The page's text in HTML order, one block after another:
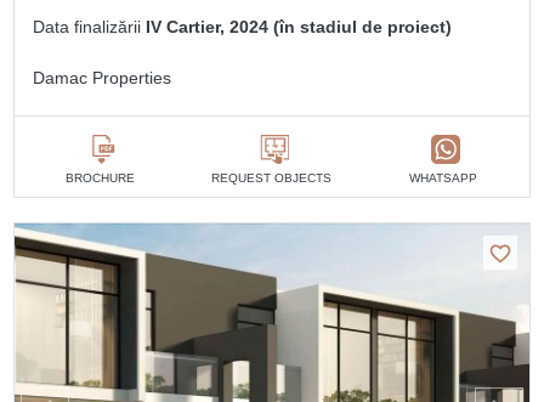
Data finalizării IV Cartier, 2024 (în stadiul de proiect)
Damac Properties
BROCHURE REQUEST OBJECTS WHATSAPP